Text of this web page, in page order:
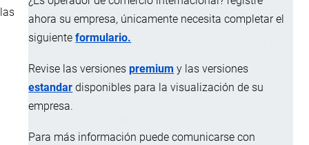
ahora su empresa, únicamente necesita completar el
siguienteformulario.
Revise las versionespremium y las versiones
estandar disponibles para la visualización de su
empresa.
Para más información puede comunicarse con
las aprobadas por BIMCO:
BALTIME charter party.
tiempo.
GENCON charter party.
Póliza para el fletamento por
slothire.